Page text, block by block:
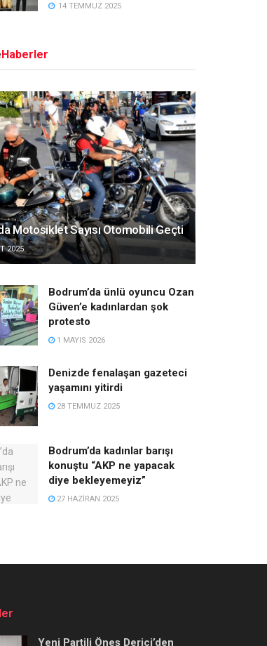
14 TEMMUZ 2025
Haberler
Motosiklet Sayısı Otomobili Geçti
2025
Bodrum’da ünlü oyuncu Ozan
Güven’e kadınlardan şok
protesto
1 MAYIS 2026
Denizde fenalaşan gazeteci
yaşamını yitirdi
28 TEMMUZ 2025
Bodrum’da kadınlar barışı
konuştu “AKP ne yapacak
diye bekleyemeyiz”
27 HAZIRAN 2025
Yeni Partili Öneş Derici’den